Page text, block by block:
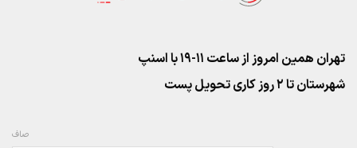
تهران همین امروز از ساعت ۱۱-۱۹ با اسنپ
شهرستان تا 2 روز کاری تحویل پست
صاف